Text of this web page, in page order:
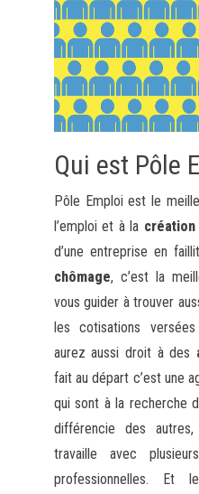
Qui est Pôle
Pôle Emploi est le
l’emploi et à la création
d’une entreprise en
chômage, c’est la
vous guider à trouver
les cotisations
aurez aussi droit à des
fait au départ c’est une
qui sont à la recherche
différencie des
travaille avec
professionnelles. Et